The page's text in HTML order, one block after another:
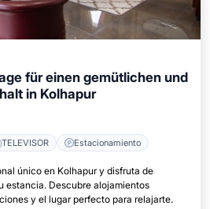
für einen gemütlichen und
in Kolhapur
TELEVISOR Estacionamiento
único en Kolhapur y disfruta de
estancia. Descubre alojamientos
y el lugar perfecto para relajarte.